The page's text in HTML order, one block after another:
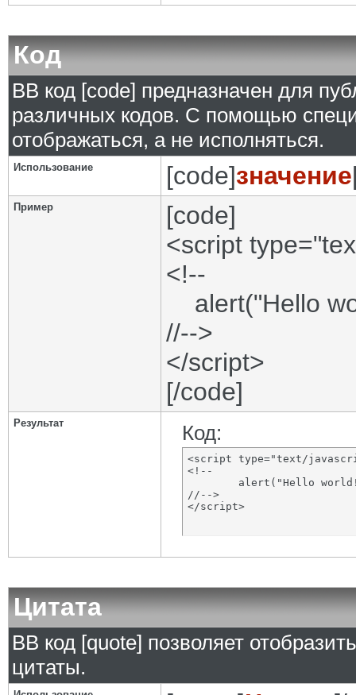
Код
BB код [code] предназначен для
различных кодов. С помощью
отображаться, а не исполняться.
Использование [code]значение
Пример
[code]
<script
<!--
alert("Hello
//-->
</script>
[/code]
Результат Код:
<script type="text/
<!--
//-->
</script>
Цитата
BB код [quote] позволяет
цитаты.